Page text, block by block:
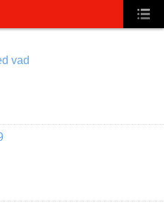
vad